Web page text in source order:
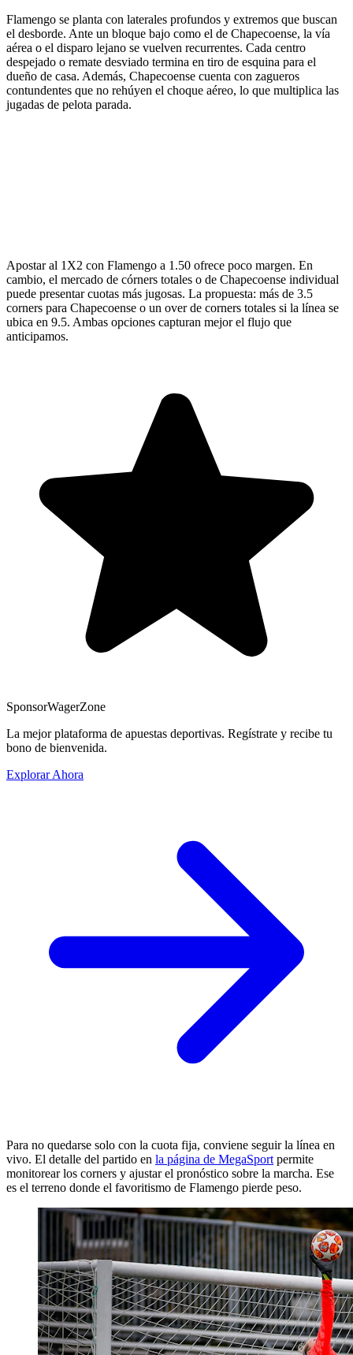
Flamengo se planta con laterales profundos y extremos que buscan
el desborde. Ante un bloque bajo como el de Chapecoense, la vía
aérea o el disparo lejano se vuelven recurrentes. Cada centro
despejado o remate desviado termina en tiro de esquina para el
dueño de casa. Además, Chapecoense cuenta con zagueros
contundentes que no rehúyen el choque aéreo, lo que multiplica las
jugadas de pelota parada.
Apostar al 1X2 con Flamengo a 1.50 ofrece poco margen. En
cambio, el mercado de córners totales o de Chapecoense individual
puede presentar cuotas más jugosas. La propuesta: más de 3.5
corners para Chapecoense o un over de corners totales si la línea se
ubica en 9.5. Ambas opciones capturan mejor el flujo que
anticipamos.
SponsorWagerZone
La mejor plataforma de apuestas deportivas. Regístrate y recibe tu
bono de bienvenida.
Explorar Ahora
Para no quedarse solo con la cuota fija, conviene seguir la línea en
vivo. El detalle del partido en la página de MegaSport permite
monitorear los corners y ajustar el pronóstico sobre la marcha. Ese
es el terreno donde el favoritismo de Flamengo pierde peso.